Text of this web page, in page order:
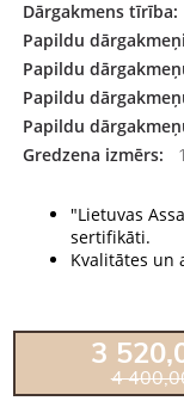
Dārgakmens tīrība:
Papildu
Papildu
Papildu
Papildu
Gredzena izmērs:
"Lietuvas
sertifikāti.
Kvalitātes un
3
4